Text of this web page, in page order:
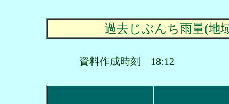
過去じぶんち雨量(地
資料作成時刻 18:12